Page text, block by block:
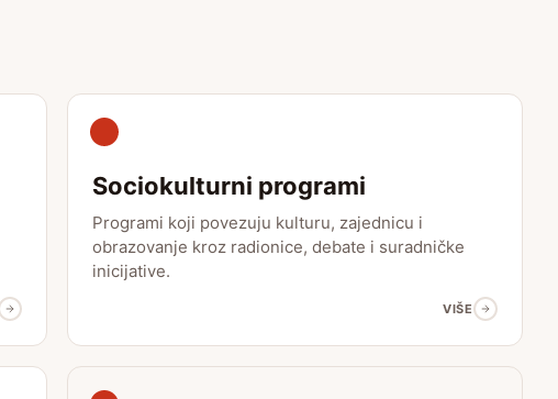
Sociokulturni programi
Programi koji povezuju kulturu, zajednicu i
obrazovanje kroz radionice, debate i suradničke
inicijative.
VIŠE